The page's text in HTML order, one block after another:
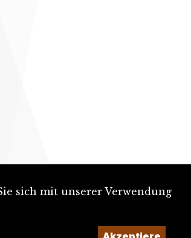
sich mit unserer Verwendung